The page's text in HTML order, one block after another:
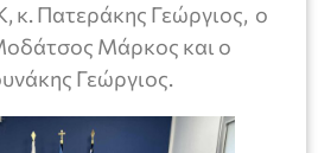
κ. Πατεράκης Γεώργιος, ο
Μάρκος και ο
Γεώργιος.